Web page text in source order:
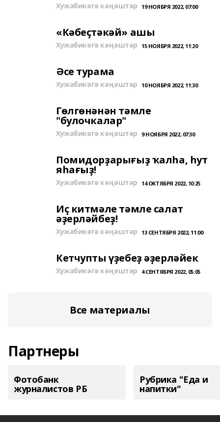
Хужабикәгә кәңәштәр 19 НОЯБРЯ 2022, 07:00
«Кәбеҫтәкәй» ашы
Хужабикәгә кәңәштәр 15 НОЯБРЯ 2022, 11:20
Әсе турама
Хужабикәгә кәңәштәр 10 НОЯБРЯ 2022, 11:30
Гөлгөнәнән тәмле
"булочкалар"
Хужабикәгә кәңәштәр 9 НОЯБРЯ 2022, 07:30
Помидорҙарығыҙ ҡалһа, һут
яһағыҙ!
Хужабикәгә кәңәштәр 14 ОКТЯБРЯ 2022, 10:25
Иҫ китмәле тәмле салат
әҙерләйбеҙ!
Хужабикәгә кәңәштәр 13 СЕНТЯБРЯ 2022, 11:00
Кетчупты үҙебеҙ әҙерләйек
Хужабикәгә кәңәштәр 4 СЕНТЯБРЯ 2022, 05:05
Все материалы
Партнеры
Фотобанк
журналистов РБ
Рубрика "Еда и
напитки"